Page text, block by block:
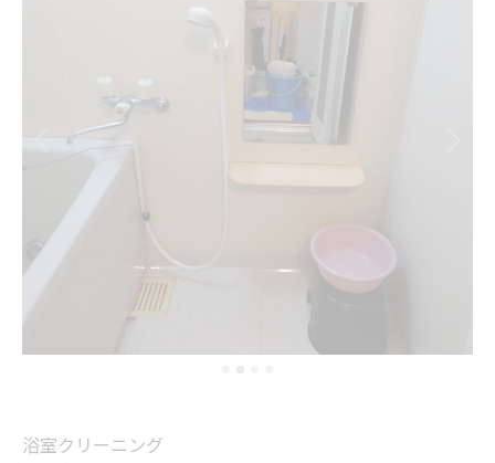
浴室クリーニング